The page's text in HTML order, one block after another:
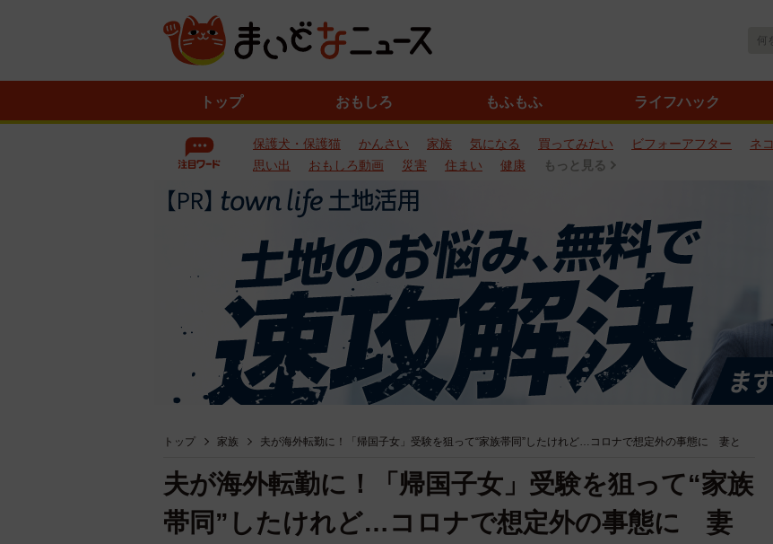
トップ おもしろ もふもふ ライフハック
保護犬・保護猫 かんさい 家族 気になる 買ってみたい ビフォーアフター ネコ
思い出
おもしろ動画 災害 住まい 健康 もっと見る
トップ 家族 夫が海外転勤に！「帰国子女」受験を狙って“家族帯同”したけれど…コロナで想定外の事態に 妻と
夫が海外転勤に！「帰国子女」受験を狙って“家族
帯同”したけれど…コロナで想定外の事態に 妻